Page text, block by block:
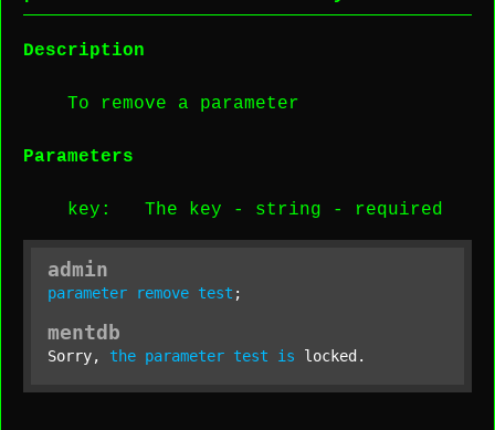
Description
To remove a parameter
Parameters
key : The key - string - required
admin
parameter remove test ;
mentdb
Sorry, the parameter test is locked.